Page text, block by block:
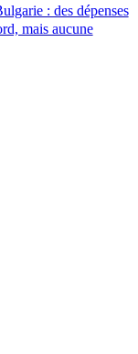
: des dépenses
mais aucune